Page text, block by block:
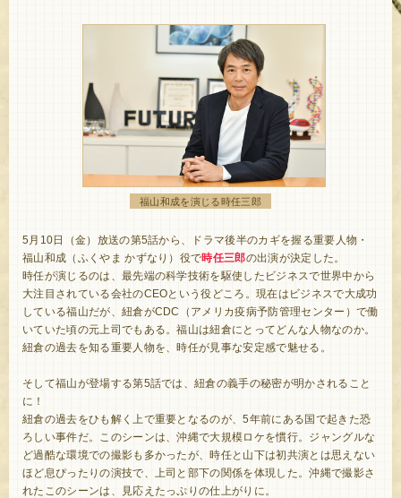
福山和成を演じる時任三郎
5月10日（金）放送の第5話から、ドラマ後半のカギを握る重要人物・
福山和成（ふくやま かずなり）役で時任三郎の出演が決定した。
時任が演じるのは、最先端の科学技術を駆使したビジネスで世界中から
大注目されている会社のCEOという役どころ。現在はビジネスで大成功
している福山だが、紐倉がCDC（アメリカ疫病予防管理センター）で働
いていた頃の元上司でもある。福山は紐倉にとってどんな人物なのか。
紐倉の過去を知る重要人物を、時任が見事な安定感で魅せる。
そして福山が登場する第5話では、紐倉の義手の秘密が明かされること
に！
紐倉の過去をひも解く上で重要となるのが、5年前にある国で起きた恐
ろしい事件だ。このシーンは、沖縄で大規模ロケを慣行。ジャングルな
ど過酷な環境での撮影も多かったが、時任と山下は初共演とは思えない
ほど息ぴったりの演技で、上司と部下の関係を体現した。沖縄で撮影さ
れたこのシーンは、見応えたっぷりの仕上がりに。